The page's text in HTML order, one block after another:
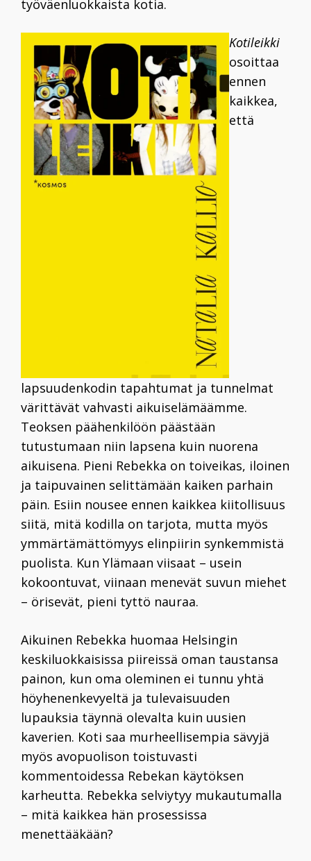
työväenluokkaista kotia.
Kotileikki
osoittaa
ennen
kaikkea,
että
lapsuudenkodin tapahtumat ja tunnelmat
värittävät vahvasti aikuiselämäämme.
Teoksen päähenkilöön päästään
tutustumaan niin lapsena kuin nuorena
aikuisena. Pieni Rebekka on toiveikas, iloinen
ja taipuvainen selittämään kaiken parhain
päin. Esiin nousee ennen kaikkea kiitollisuus
siitä, mitä kodilla on tarjota, mutta myös
ymmärtämättömyys elinpiirin synkemmistä
puolista. Kun Ylämaan viisaat – usein
kokoontuvat, viinaan menevät suvun miehet
– örisevät, pieni tyttö nauraa.
Aikuinen Rebekka huomaa Helsingin
keskiluokkaisissa piireissä oman taustansa
painon, kun oma oleminen ei tunnu yhtä
höyhenenkevyeltä ja tulevaisuuden
lupauksia täynnä olevalta kuin uusien
kaverien. Koti saa murheellisempia sävyjä
myös avopuolison toistuvasti
kommentoidessa Rebekan käytöksen
karheutta. Rebekka selviytyy mukautumalla
– mitä kaikkea hän prosessissa
menettääkään?